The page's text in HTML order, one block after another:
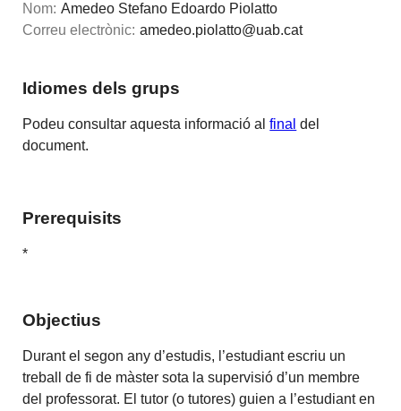
Nom: Amedeo Stefano Edoardo Piolatto
Correu electrònic: amedeo.piolatto@uab.cat
Idiomes dels grups
Podeu consultar aquesta informació alfinal del
document.
Prerequisits
*
Objectius
Durant el segon any d’estudis, l’estudiant escriu un
treball de fi de màster sota la supervisió d’un membre
del professorat. El tutor (o tutores) guien a l’estudiant en